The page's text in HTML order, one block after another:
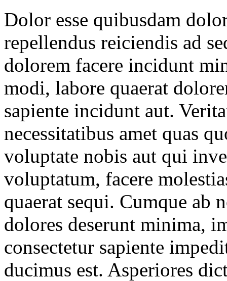
Dolor esse quibusdam
repellendus reiciendis ad
dolorem facere incidunt
modi, labore quaerat
sapiente incidunt aut.
necessitatibus amet quas
voluptate nobis aut qui
voluptatum, facere
quaerat sequi. Cumque ab
dolores deserunt minima,
consectetur sapiente
ducimus est. Asperiores